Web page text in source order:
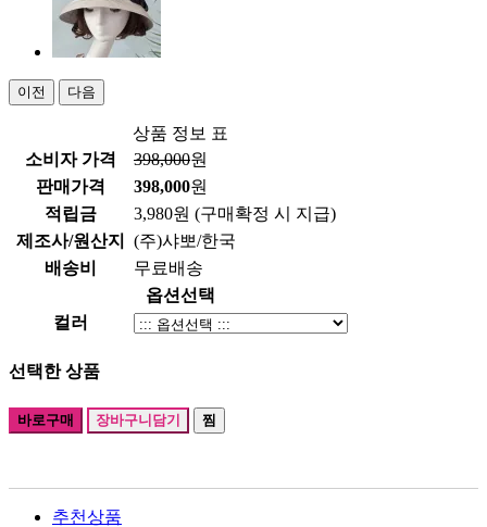
이전 다음
상품 정보 표
소비자 가격
398,000원
판매가격
398,000원
적립금
3,980원 (구매확정 시 지급)
제조사/원산지
(주)샤뽀/한국
배송비
무료배송
옵션선택
컬러
선택한 상품
바로구매 장바구니담기 찜
추천상품